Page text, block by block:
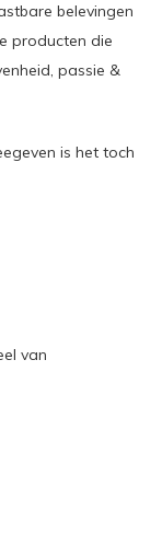
belevingen
producten die
passie &
is het toch
van